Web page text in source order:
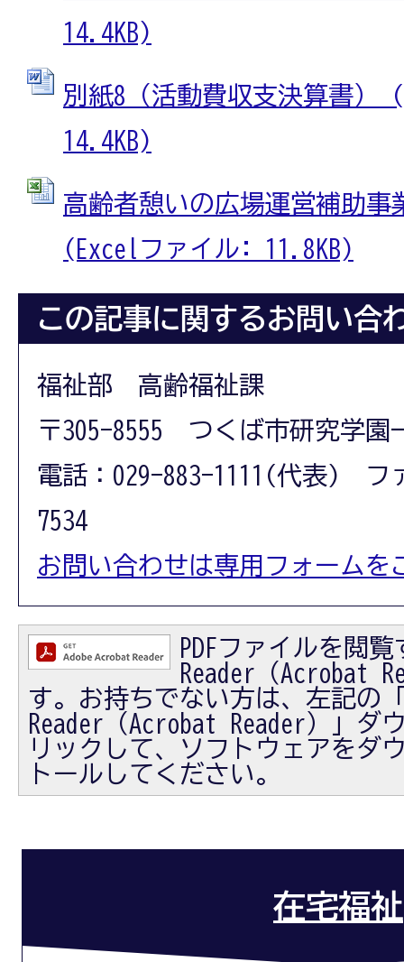
14.4KB)
別紙8（活動費収支決算書）
14.4KB)
高齢者憩いの広場運営補助事
(Excelファイル: 11.8KB)
この記事に関するお問い合
福祉部 高齢福祉課
〒305-8555 つくば市研究学園
電話：029-883-1111(代表) フ
7534
お問い合わせは専用フォームを
PDFファイルを閲
Reader（Acrobat
す。お持ちでない方は、左記の
Reader（Acrobat Reader）」ダ
リックして、ソフトウェアをダ
トールしてください。
在宅福祉